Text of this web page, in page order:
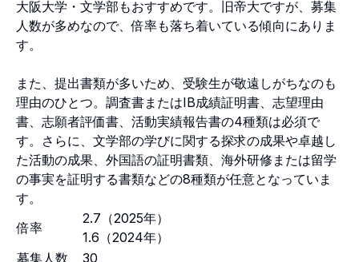
大阪大学・文学部もおすすめです。旧帝大ですが、募集
人数が多めなので、倍率も落ち着いている傾向にありま
す。
また、提出書類が多いため、受験生が敬遠しがちなのも
理由のひとつ。調査書またはIB成績証明書、志望理由
書、志願者評価書、活動実績報告書の4種類は必須で
す。さらに、文学部の学びに関する探求の成果や卓越し
た活動の成果、外国語の証明書類、海外研修または留学
の事実を証明する書類などの8種類が任意となっていま
す。
倍率
2.7（2025年）
1.6（2024年）
募集人数
30